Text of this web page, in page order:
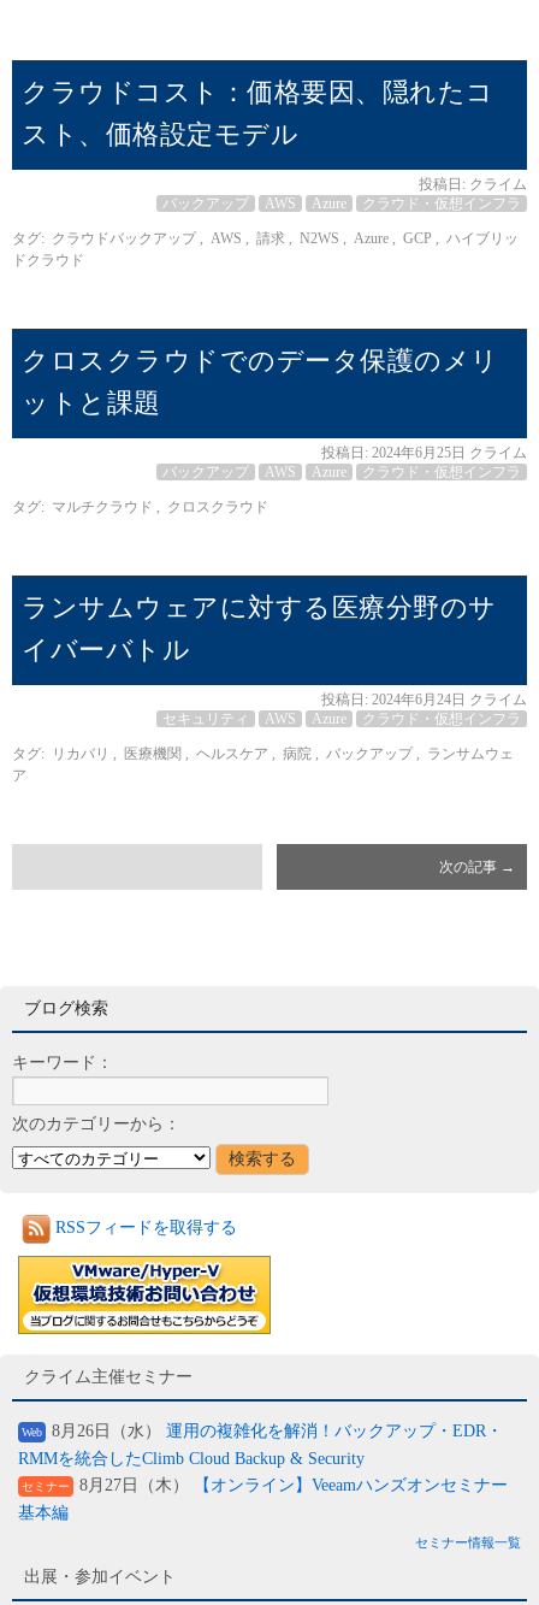
クラウドコスト：価格要因、隠れたコ
スト、価格設定モデル
投稿日: クライム
バックアップ
AWS Azure クラウド・仮想インフラ
タグ: クラウドバックアップ AWS 請求 N2WS Azure GCP
ハイブリッ
ドクラウド
クロスクラウドでのデータ保護のメリ
ットと課題
投稿日: 2024年6月25日 クライム
バックアップ
AWS Azure クラウド・仮想インフラ
タグ: マルチクラウド クロスクラウド
ランサムウェアに対する医療分野のサ
イバーバトル
投稿日: 2024年6月24日 クライム
セキュリティ
AWS Azure クラウド・仮想インフラ
タグ: リカバリ 医療機関 ヘルスケア 病院 バックアップ
ランサムウェ
ア
次の記事 →
ブログ検索
キーワード：
次のカテゴリーから：
RSSフィードを取得する
クライム主催セミナー
Web 8月26日（水） 運用の複雑化を解消！バックアップ・EDR・
RMMを統合したClimb Cloud Backup & Security
セミナー 8月27日（木）
【オンライン】Veeamハンズオンセミナー
基本編
セミナー情報一覧
出展・参加イベント